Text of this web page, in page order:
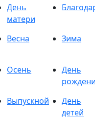
День
матери
Весна Зима
Осень
День
Выпускной
День
детей